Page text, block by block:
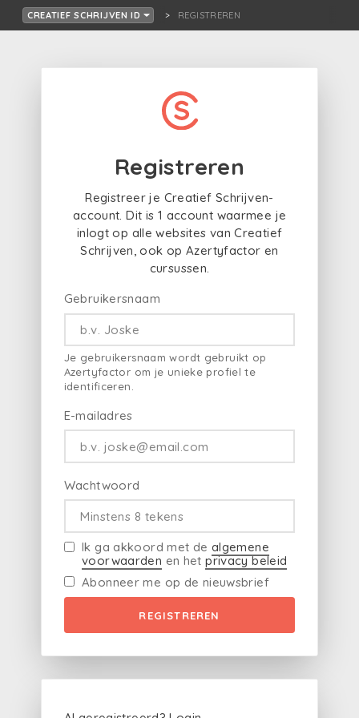
CREATIEF SCHRIJVEN ID REGISTREREN
Registreren
Registreer je Creatief Schrijven-
account. Dit is 1 account waarmee je
inlogt op alle websites van Creatief
Schrijven, ook op Azertyfactor en
cursussen.
Gebruikersnaam
Je gebruikersnaam wordt gebruikt op
Azertyfactor om je unieke profiel te
identificeren.
E-mailadres
Wachtwoord
Ik ga akkoord met de algemene
voorwaarden en hetprivacy beleid
Abonneer me op de nieuwsbrief
REGISTREREN